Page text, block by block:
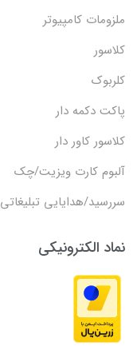
ملزومات کامپیوتر
کلاسور
کلربوک
پاکت دکمه دار
کلاسور کاور دار
آلبوم کارت ویزیت/چک
سررسید/هدایایی تبلیغاتی
نماد الکترونیکی